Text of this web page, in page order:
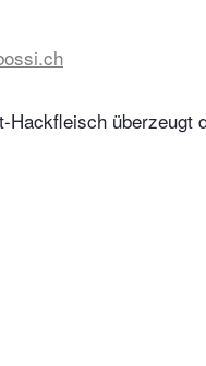
überzeugt